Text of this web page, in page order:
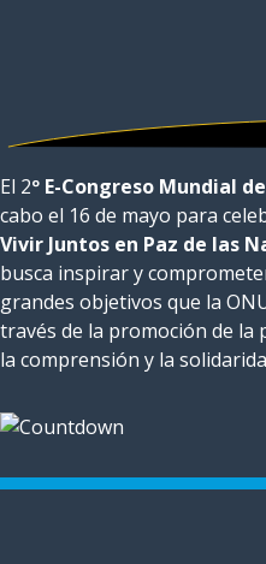
El 2º E-Congreso Mundial
cabo el 16 de mayo para
Vivir Juntos en Paz de las
busca inspirar y
grandes objetivos que la
través de la promoción de la
la comprensión y la